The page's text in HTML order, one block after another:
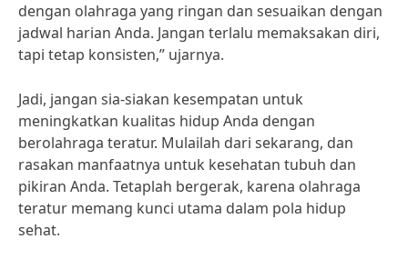
dengan olahraga yang ringan dan sesuaikan dengan
jadwal harian Anda. Jangan terlalu memaksakan diri,
tapi tetap konsisten,” ujarnya.
Jadi, jangan sia-siakan kesempatan untuk
meningkatkan kualitas hidup Anda dengan
berolahraga teratur. Mulailah dari sekarang, dan
rasakan manfaatnya untuk kesehatan tubuh dan
pikiran Anda. Tetaplah bergerak, karena olahraga
teratur memang kunci utama dalam pola hidup
sehat.